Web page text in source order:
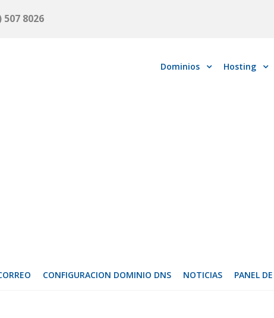
507 8026
Dominios Hosting
CONFIGURACION DOMINIO DNS NOTICIAS PANEL